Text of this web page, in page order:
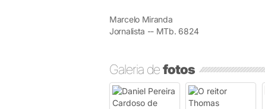
Marcelo Miranda
Jornalista -- MTb. 6824
Galeria defotos